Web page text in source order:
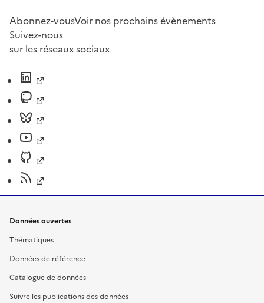
Abonnez-vousVoir nos prochains évènements
Suivez-nous
sur les réseaux sociaux
Données ouvertes
Thématiques
Données de référence
Catalogue de données
Suivre les publications des données